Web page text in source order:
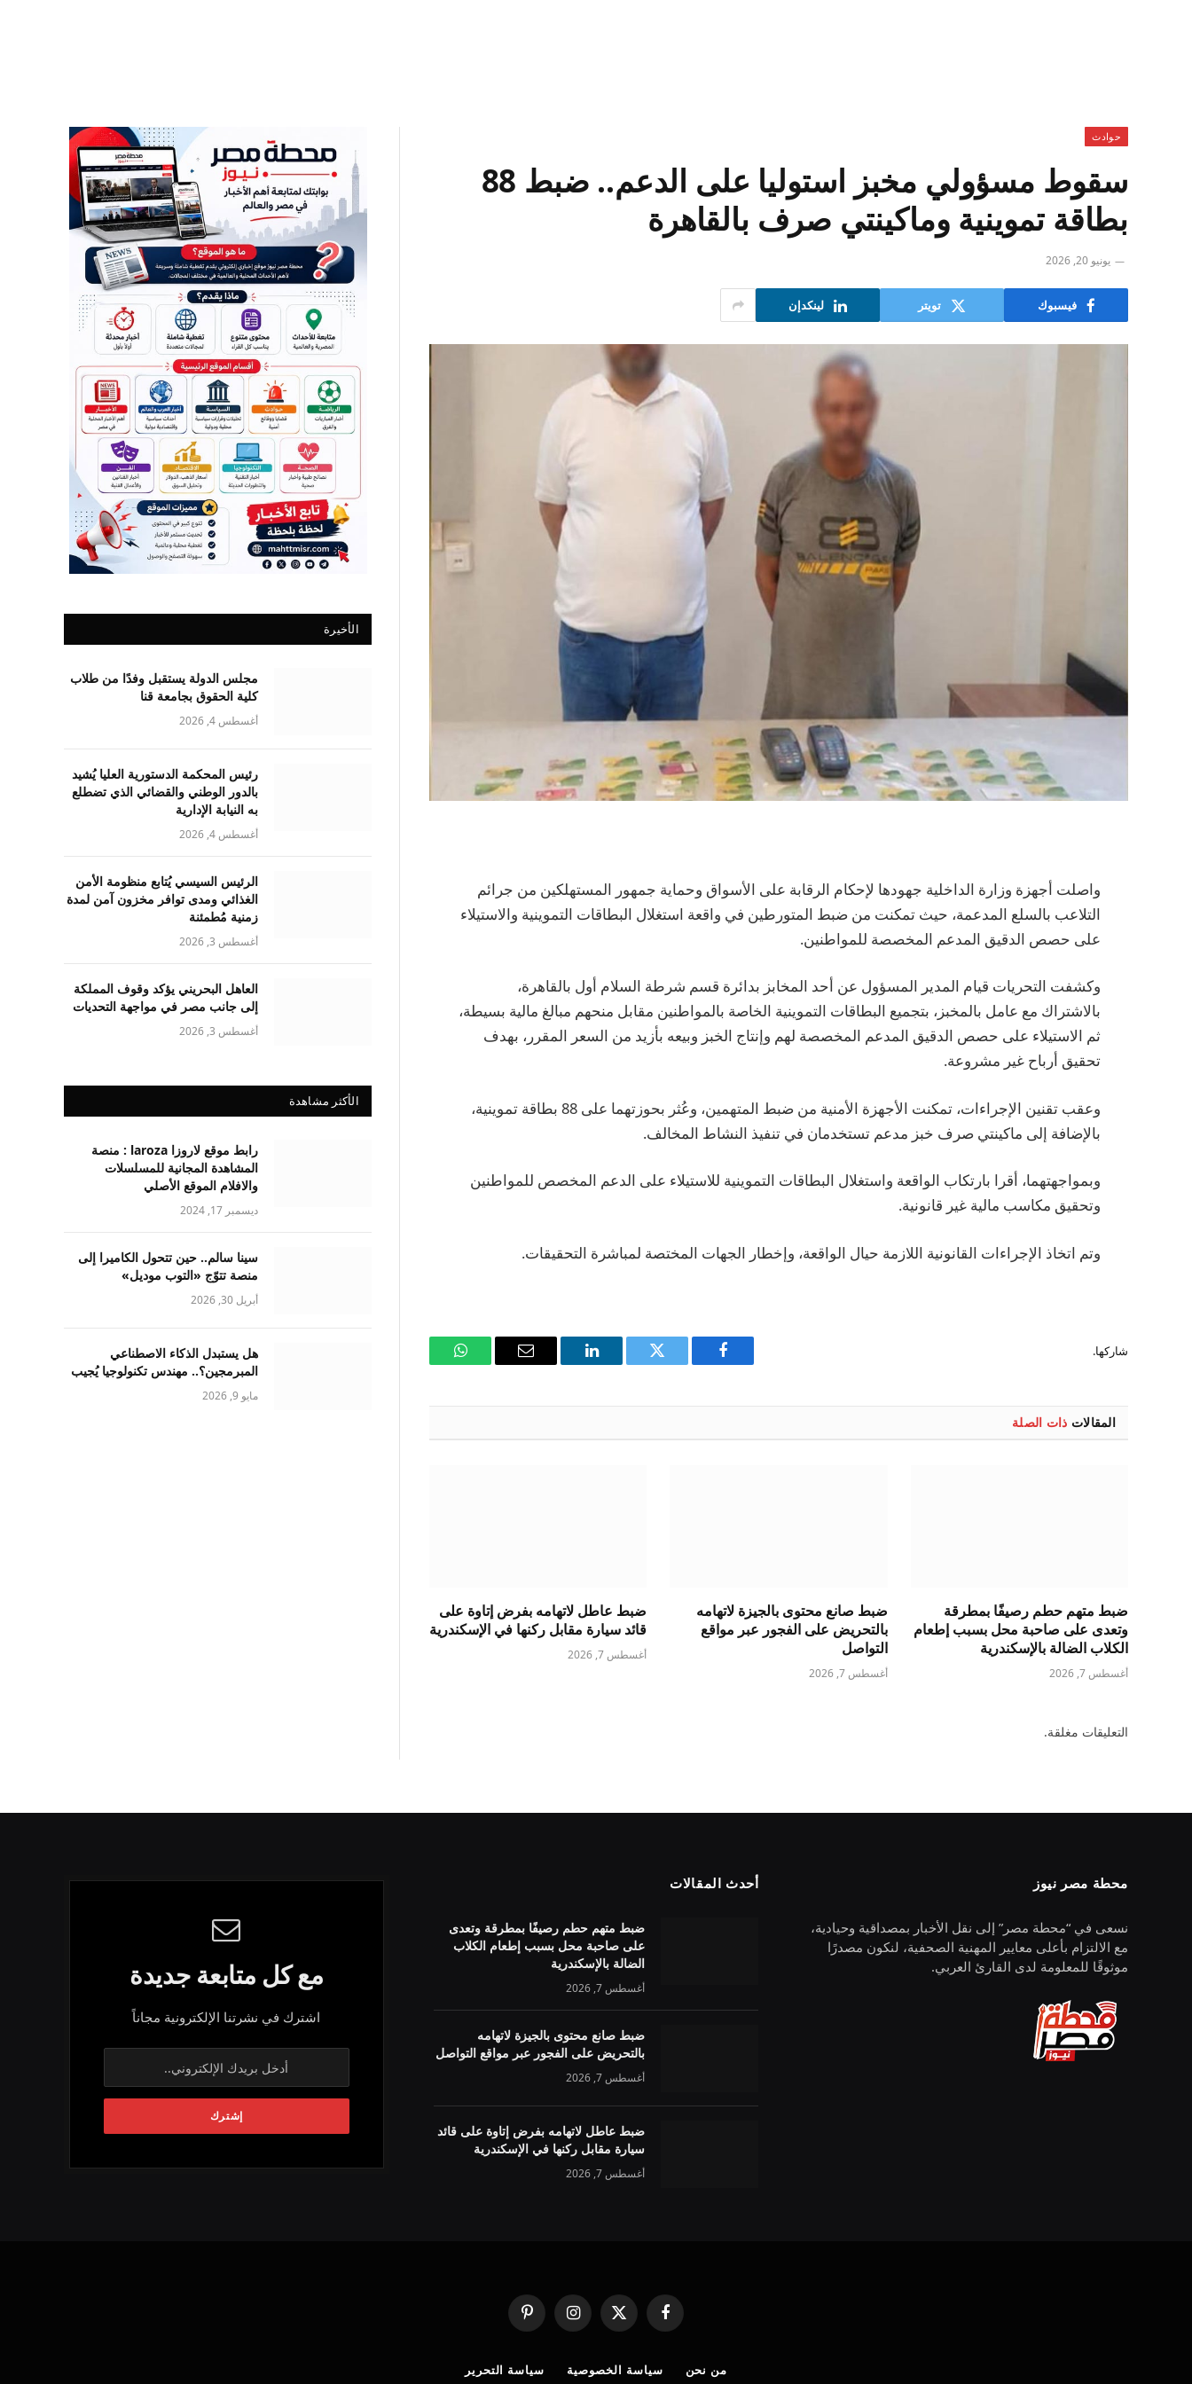
حوادث
سقوط مسؤولي مخبز استوليا على الدعم.. ضبط 88
بطاقة تموينية وماكينتي صرف بالقاهرة
يونيو 20, 2026
فيسبوك تويتر لينكدإن
واصلت أجهزة وزارة الداخلية جهودها لإحكام الرقابة على الأسواق وحماية جمهور المستهلكين من جرائم
التلاعب بالسلع المدعمة، حيث تمكنت من ضبط المتورطين في واقعة استغلال البطاقات التموينية والاستيلاء
على حصص الدقيق المدعم المخصصة للمواطنين.
وكشفت التحريات قيام المدير المسؤول عن أحد المخابز بدائرة قسم شرطة السلام أول بالقاهرة،
بالاشتراك مع عامل بالمخبز، بتجميع البطاقات التموينية الخاصة بالمواطنين مقابل منحهم مبالغ مالية بسيطة،
ثم الاستيلاء على حصص الدقيق المدعم المخصصة لهم وإنتاج الخبز وبيعه بأزيد من السعر المقرر، بهدف
تحقيق أرباح غير مشروعة.
وعقب تقنين الإجراءات، تمكنت الأجهزة الأمنية من ضبط المتهمين، وعُثر بحوزتهما على 88 بطاقة تموينية،
بالإضافة إلى ماكينتي صرف خبز مدعم تستخدمان في تنفيذ النشاط المخالف.
وبمواجهتهما، أقرا بارتكاب الواقعة واستغلال البطاقات التموينية للاستيلاء على الدعم المخصص للمواطنين
وتحقيق مكاسب مالية غير قانونية.
وتم اتخاذ الإجراءات القانونية اللازمة حيال الواقعة، وإخطار الجهات المختصة لمباشرة التحقيقات.
شاركها.
فيسبوك
تويتر لينكدإن
البريد
واتساب
المقالات ذات الصلة
ضبط متهم حطم رصيفًا بمطرقة
وتعدى على صاحبة محل بسبب إطعام
الكلاب الضالة بالإسكندرية
أغسطس 7, 2026
ضبط صانع محتوى بالجيزة لاتهامه
بالتحريض على الفجور عبر مواقع
التواصل
أغسطس 7, 2026
ضبط عاطل لاتهامه بفرض إتاوة على
قائد سيارة مقابل ركنها في الإسكندرية
أغسطس 7, 2026
التعليقات مغلقة.
الأخيرة
مجلس الدولة يستقبل وفدًا من طلاب
كلية الحقوق بجامعة قنا
أغسطس 4, 2026
رئيس المحكمة الدستورية العليا يُشيد
بالدور الوطني والقضائي الذي تضطلع
به النيابة الإدارية
أغسطس 4, 2026
الرئيس السيسي يُتابع منظومة الأمن
الغذائي ومدى توافر مخزون آمن لمدة
زمنية مُطمئنة
أغسطس 3, 2026
العاهل البحريني يؤكد وقوف المملكة
إلى جانب مصر في مواجهة التحديات
أغسطس 3, 2026
الأكثر مشاهدة
رابط موقع لاروزا laroza : منصة
المشاهدة المجانية للمسلسلات
والافلام الموقع الأصلي
ديسمبر 17, 2024
سينا سالم.. حين تتحول الكاميرا إلى
منصة تتوّج «التوب موديل»
أبريل 30, 2026
هل يستبدل الذكاء الاصطناعي
المبرمجين؟.. مهندس تكنولوجيا يُجيب
مايو 9, 2026
محطة مصر نيوز
نسعى في “محطة مصر” إلى نقل الأخبار بمصداقية وحيادية،
مع الالتزام بأعلى معايير المهنية الصحفية، لنكون مصدرًا
موثوقًا للمعلومة لدى القارئ العربي.
أحدث المقالات
ضبط متهم حطم رصيفًا بمطرقة وتعدى
على صاحبة محل بسبب إطعام الكلاب
الضالة بالإسكندرية
أغسطس 7, 2026
ضبط صانع محتوى بالجيزة لاتهامه
بالتحريض على الفجور عبر مواقع التواصل
أغسطس 7, 2026
ضبط عاطل لاتهامه بفرض إتاوة على قائد
سيارة مقابل ركنها في الإسكندرية
أغسطس 7, 2026
مع كل متابعة جديدة
اشترك في نشرتنا الإلكترونية مجاناً
فيسبوك
X
(Twitter)
الانستغرامبينتيريست
من نحن سياسة الخصوصية سياسة التحرير